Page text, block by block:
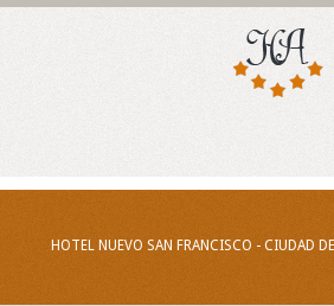
HOTEL NUEVO SAN FRANCISCO - CIUDAD